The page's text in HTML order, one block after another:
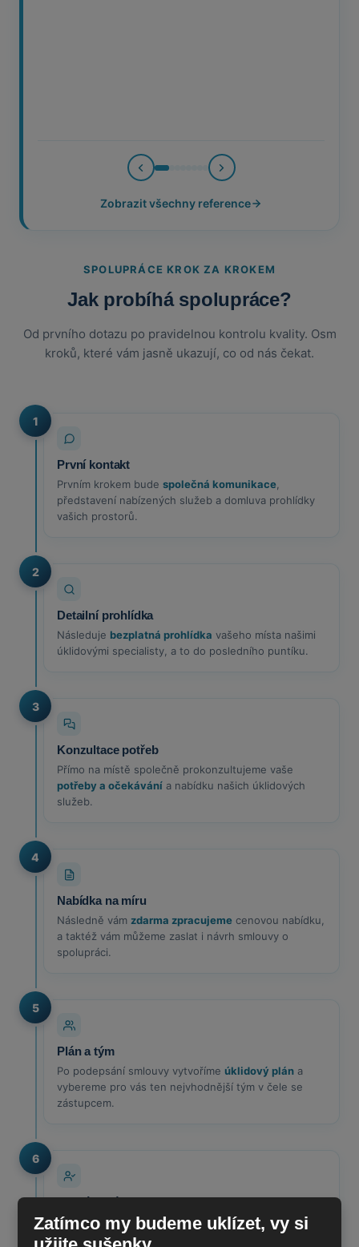
Zobrazit všechny reference
SPOLUPRÁCE KROK ZA KROKEM
Jak probíhá spolupráce?
Od prvního dotazu po pravidelnou kontrolu kvality. Osm
kroků, které vám jasně ukazují, co od nás čekat.
1
První kontakt
Prvním krokem bude společná komunikace
představení nabízených služeb a domluva prohlídky
vašich prostorů.
2
Detailní prohlídka
Následuje bezplatná prohlídka vašeho místa našimi
úklidovými specialisty, a to do posledního puntíku.
3
Konzultace potřeb
Přímo na místě společně prokonzultujeme vaše
potřeby a očekávání a nabídku našich úklidových
služeb.
4
Nabídka na míru
Následně vám zdarma zpracujeme cenovou nabídku,
a taktéž vám můžeme zaslat i návrh smlouvy o
spolupráci.
5
Plán a tým
Po podepsání smlouvy vytvoříme úklidový plán a
vybereme pro vás ten nejvhodnější tým v čele se
zástupcem.
6
Seznámení
Dále vás seznámíme snašimi úklidovými
pracovníky
, kteří se budou starat o váš prostor.
Zatímco my budeme uklízet, vy si